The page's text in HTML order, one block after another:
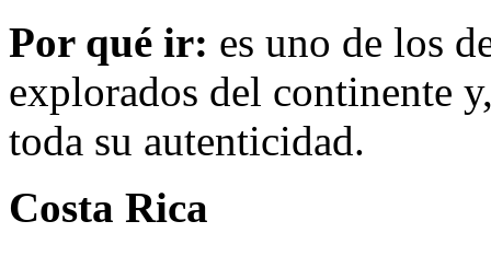
Por qué ir: es uno de los
explorados del continente
toda su autenticidad.
Costa Rica